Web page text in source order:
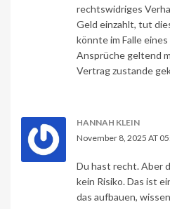
rechtswidriges
Geld einzahlt, tut
könnte im Falle
Ansprüche geltend
Vertrag zustande
HANNAH KLEIN
November 8, 2025 AT
Du hast recht. Aber
kein Risiko. Das ist
das aufbauen,